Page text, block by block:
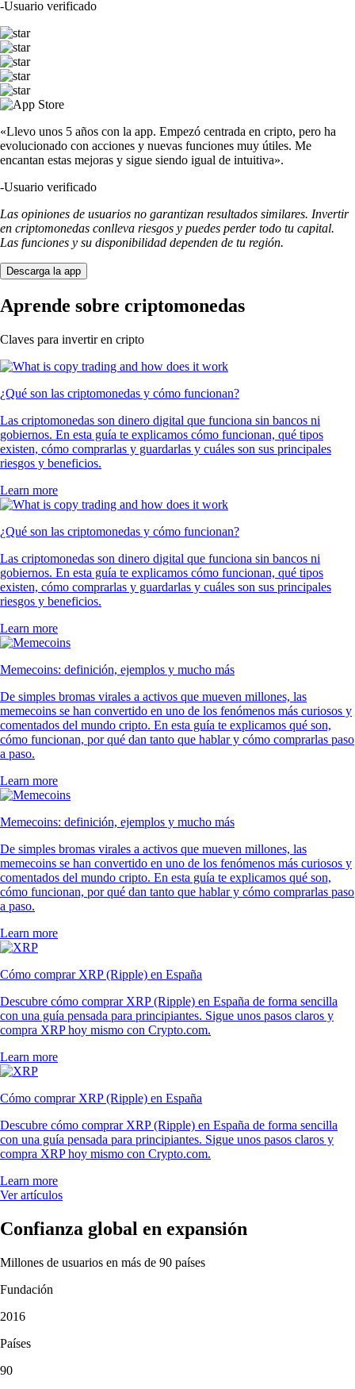
-Usuario verificado
«Llevo unos 5 años con la app. Empezó centrada en cripto, pero ha
evolucionado con acciones y nuevas funciones muy útiles. Me
encantan estas mejoras y sigue siendo igual de intuitiva».
-Usuario verificado
Las opiniones de usuarios no garantizan resultados similares. Invertir
en criptomonedas conlleva riesgos y puedes perder todo tu capital.
Las funciones y su disponibilidad dependen de tu región.
Descarga la app
Aprende sobre criptomonedas
Claves para invertir en cripto
¿Qué son las criptomonedas y cómo funcionan?
Las criptomonedas son dinero digital que funciona sin bancos ni
gobiernos. En esta guía te explicamos cómo funcionan, qué tipos
existen, cómo comprarlas y guardarlas y cuáles son sus principales
riesgos y beneficios.
Learn more
¿Qué son las criptomonedas y cómo funcionan?
Las criptomonedas son dinero digital que funciona sin bancos ni
gobiernos. En esta guía te explicamos cómo funcionan, qué tipos
existen, cómo comprarlas y guardarlas y cuáles son sus principales
riesgos y beneficios.
Learn more
Memecoins: definición, ejemplos y mucho más
De simples bromas virales a activos que mueven millones, las
memecoins se han convertido en uno de los fenómenos más curiosos y
comentados del mundo cripto. En esta guía te explicamos qué son,
cómo funcionan, por qué dan tanto que hablar y cómo comprarlas paso
a paso.
Learn more
Memecoins: definición, ejemplos y mucho más
De simples bromas virales a activos que mueven millones, las
memecoins se han convertido en uno de los fenómenos más curiosos y
comentados del mundo cripto. En esta guía te explicamos qué son,
cómo funcionan, por qué dan tanto que hablar y cómo comprarlas paso
a paso.
Learn more
Cómo comprar XRP (Ripple) en España
Descubre cómo comprar XRP (Ripple) en España de forma sencilla
con una guía pensada para principiantes. Sigue unos pasos claros y
compra XRP hoy mismo con Crypto.com.
Learn more
Cómo comprar XRP (Ripple) en España
Descubre cómo comprar XRP (Ripple) en España de forma sencilla
con una guía pensada para principiantes. Sigue unos pasos claros y
compra XRP hoy mismo con Crypto.com.
Learn more
Ver artículos
Confianza global en expansión
Millones de usuarios en más de 90 países
Fundación
2016
Países
90